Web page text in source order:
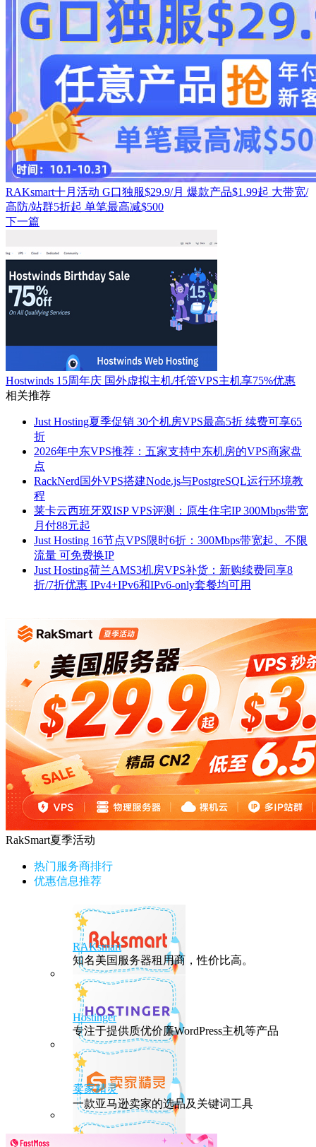
RAKsmart十月活动 G口独服$29.9/月 爆款产品$1.99起 大带宽/
高防/站群5折起 单笔最高减$500
下一篇
Hostwinds 15周年庆 国外虚拟主机/托管VPS主机享75%优惠
相关推荐
Just Hosting夏季促销 30个机房VPS最高5折 续费可享65
折
2026年中东VPS推荐：五家支持中东机房的VPS商家盘
点
RackNerd国外VPS搭建Node.js与PostgreSQL运行环境教
程
莱卡云西班牙双ISP VPS评测：原生住宅IP 300Mbps带宽
月付88元起
Just Hosting 16节点VPS限时6折：300Mbps带宽起、不限
流量 可免费换IP
Just Hosting荷兰AMS3机房VPS补货：新购续费同享8
折/7折优惠 IPv4+IPv6和IPv6-only套餐均可用
RakSmart夏季活动
热门服务商排行
优惠信息推荐
RAKsmart
知名美国服务器租用商，性价比高。
Hostinger
专注于提供质优价廉WordPress主机等产品
卖家精灵
一款亚马逊卖家的选品及关键词工具